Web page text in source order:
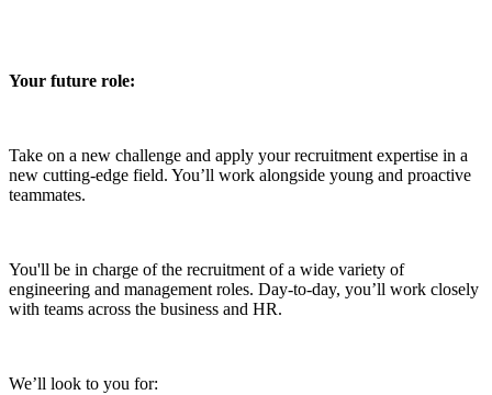
Your future role:
Take on a new challenge and apply your recruitment expertise in a
new cutting-edge field. You’ll work alongside young and proactive
teammates.
You'll be in charge of the recruitment of a wide variety of
engineering and management roles. Day-to-day, you’ll work closely
with teams across the business and HR.
We’ll look to you for: